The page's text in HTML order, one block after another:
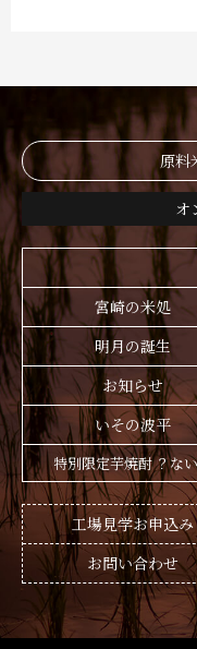
原
オ
宮崎の米処
明月の誕生
お知らせ
いその波平
特別限定芋焼酎 ？な
工場見学お申込み
お問い合わせ